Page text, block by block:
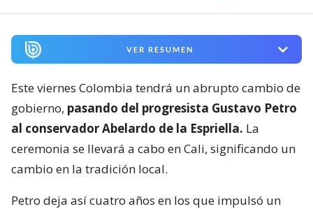
VER RESUMEN
Este viernes Colombia tendrá un abrupto cambio de
gobierno, pasando del progresista Gustavo Petro
al conservador Abelardo de la Espriella. La
ceremonia se llevará a cabo en Cali, significando un
cambio en la tradición local.
Petro deja así cuatro años en los que impulsó un